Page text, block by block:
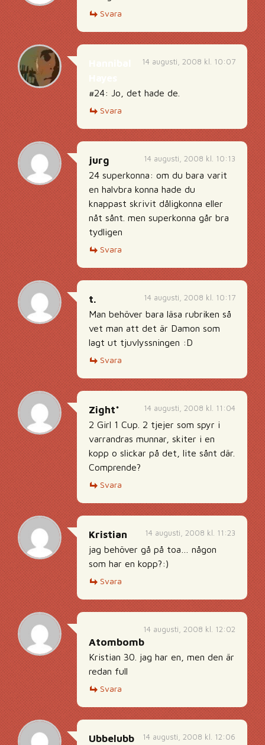
Svara
14 augusti, 2008 kl. 10:07
#24: Jo, det hade de.
Svara
14 augusti, 2008 kl. 10:13
jurg
24 superkonna: om du bara varit
en halvbra konna hade du
knappast skrivit dåligkonna eller
nåt sånt. men superkonna går bra
tydligen
Svara
14 augusti, 2008 kl. 10:17
t.
Man behöver bara läsa rubriken så
vet man att det är Damon som
lagt ut tjuvlyssningen :D
Svara
14 augusti, 2008 kl. 11:04
Zight*
2 Girl 1 Cup. 2 tjejer som spyr i
varrandras munnar, skiter i en
kopp o slickar på det, lite sånt där.
Comprende?
Svara
14 augusti, 2008 kl. 11:23
Kristian
jag behöver gå på toa… någon
som har en kopp?:)
Svara
14 augusti, 2008 kl. 12:02
Atombomb
Kristian 30. jag har en, men den är
redan full
Svara
14 augusti, 2008 kl. 12:06
Ubbelubb